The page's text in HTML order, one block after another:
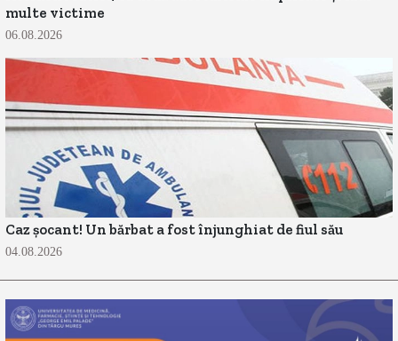
multe victime
06.08.2026
Caz șocant! Un bărbat a fost înjunghiat de fiul său
04.08.2026